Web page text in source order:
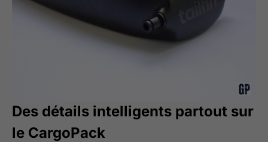
Des détails intelligents partout sur
le CargoPack